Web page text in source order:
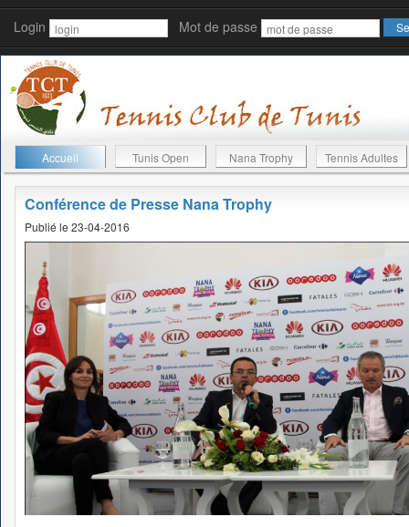
Login Mot de passe
Accueil Tunis Open Nana Trophy Tennis Adultes
Conférence de Presse Nana Trophy
Publié le 23-04-2016